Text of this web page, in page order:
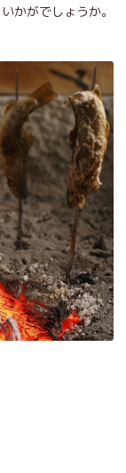
かがでしょうか。